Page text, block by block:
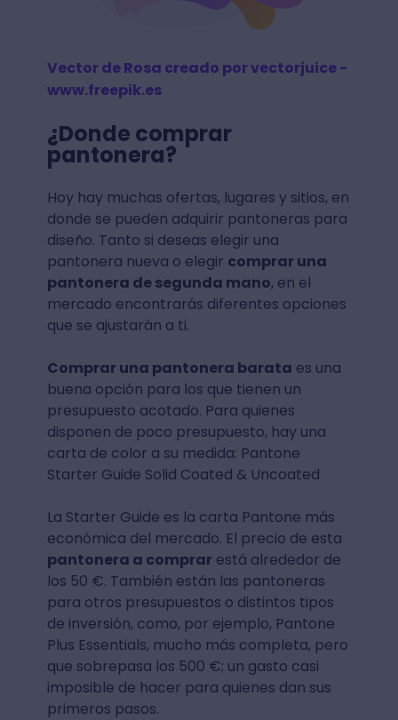
Vector de Rosa creado por vectorjuice -
www.freepik.es
¿Donde comprar
pantonera?
Hoy hay muchas ofertas, lugares y sitios, en
donde se pueden adquirir pantoneras para
diseño. Tanto si deseas elegir una
pantonera nueva o elegir comprar una
pantonera de segunda mano, en el
mercado encontrarás diferentes opciones
que se ajustarán a ti.
Comprar una pantonera barata es una
buena opción para los que tienen un
presupuesto acotado. Para quienes
disponen de poco presupuesto, hay una
carta de color a su medida: Pantone
Starter Guide Solid Coated & Uncoated
La Starter Guide es la carta Pantone más
económica del mercado. El precio de esta
pantonera a comprar está alrededor de
los 50 €. También están las pantoneras
para otros presupuestos o distintos tipos
de inversión, como, por ejemplo, Pantone
Plus Essentials, mucho más completa, pero
que sobrepasa los 500 €; un gasto casi
imposible de hacer para quienes dan sus
primeros pasos.